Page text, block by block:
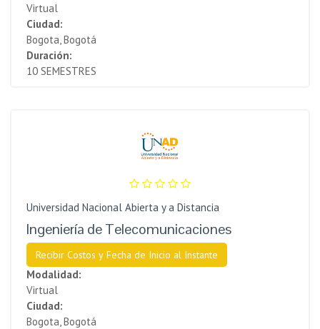
Virtual
Ciudad:
Bogota, Bogotá
Duración:
10 SEMESTRES
Universidad Nacional Abierta y a Distancia
Ingeniería de Telecomunicaciones
Recibir Costos y Fecha de Inicio al Instante
Modalidad:
Virtual
Ciudad:
Bogota, Bogotá